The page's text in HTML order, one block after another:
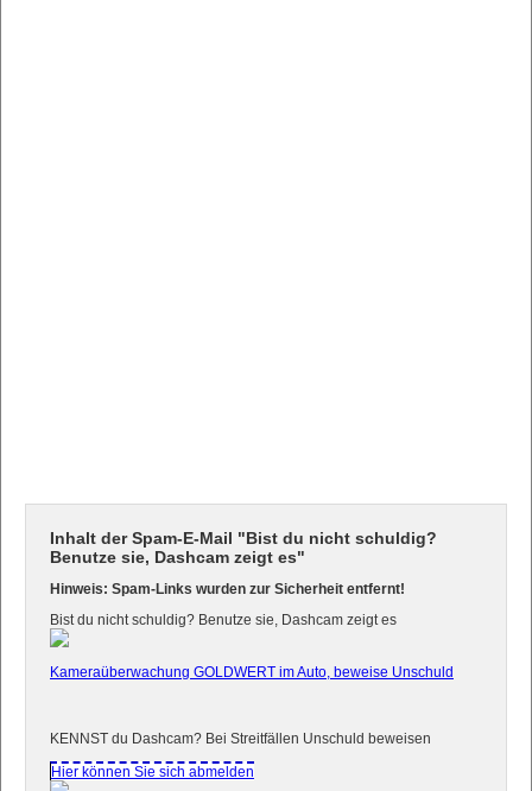
Inhalt der Spam-E-Mail "Bist du nicht schuldig?
Benutze sie, Dashcam zeigt es"
Hinweis: Spam-Links wurden zur Sicherheit entfernt!
Bist du nicht schuldig? Benutze sie, Dashcam zeigt es
Kameraüberwachung GOLDWERT im Auto, beweise Unschuld
KENNST du Dashcam? Bei Streitfällen Unschuld beweisen
Hier können Sie sich abmelden